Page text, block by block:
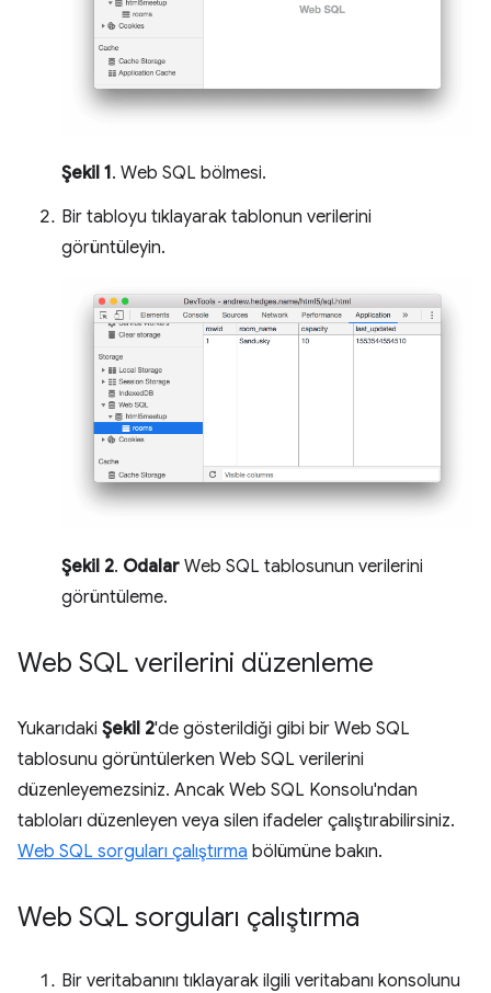
Şekil 1. Web SQL bölmesi.
Bir tabloyu tıklayarak tablonun verilerini
görüntüleyin.
Şekil 2. Odalar Web SQL tablosunun verilerini
görüntüleme.
Web SQL verilerini düzenleme
Yukarıdaki Şekil 2'de gösterildiği gibi bir Web SQL
tablosunu görüntülerken Web SQL verilerini
düzenleyemezsiniz. Ancak Web SQL Konsolu'ndan
tabloları düzenleyen veya silen ifadeler çalıştırabilirsiniz.
Web SQL sorguları çalıştırma bölümüne bakın.
Web SQL sorguları çalıştırma
Bir veritabanını tıklayarak ilgili veritabanı konsolunu